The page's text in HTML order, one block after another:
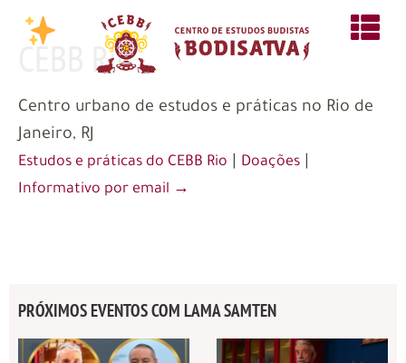
CEBB Rio
Centro urbano de estudos e práticas no Rio de
Janeiro, RJ
Estudos e práticas do CEBB Rio Doações
Informativo por email →
PRÓXIMOS EVENTOS COM LAMA SAMTEN